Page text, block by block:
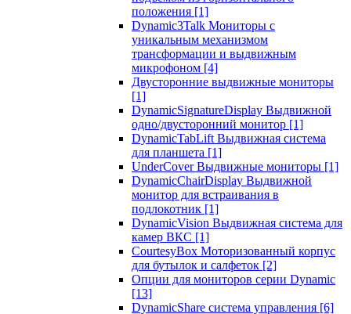
положения [1]
Dynamic3Talk Мониторы с
уникальным механизмом
трансформации и выдвижным
микрофоном [4]
Двусторонние выдвижные мониторы
[1]
DynamicSignatureDisplay Выдвижной
одно/двусторонний монитор [1]
DynamicTabLift Выдвижная система
для планшета [1]
UnderCover Выдвижные мониторы [1]
DynamicChairDisplay Выдвижной
монитор для встраивания в
подлокотник [1]
DynamicVision Выдвижная система для
камер ВКС [1]
CourtesyBox Моторизованный корпус
для бутылок и салфеток [2]
Опции для мониторов серии Dynamic
[13]
DynamicShare система управления [6]